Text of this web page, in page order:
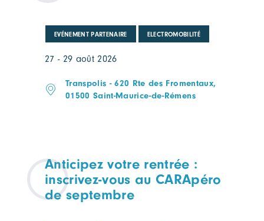
EVÉNEMENT PARTENAIRE ELECTROMOBILITÉ
27 - 29 août 2026
Transpolis - 620 Rte des Fromentaux,
01500 Saint-Maurice-de-Rémens
Anticipez votre rentrée :
inscrivez-vous au CARApéro
de septembre